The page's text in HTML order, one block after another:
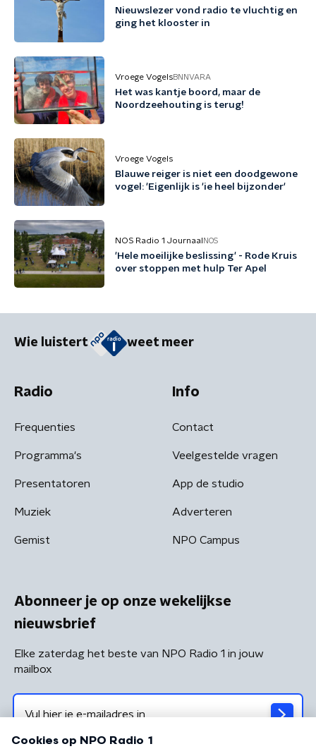
Nieuwslezer vond radio te vluchtig en
ging het klooster in
Vroege VogelsBNNVARA
Het was kantje boord, maar de
Noordzeehouting is terug!
Vroege Vogels
Blauwe reiger is niet een doodgewone
vogel: 'Eigenlijk is 'ie heel bijzonder'
NOS Radio 1 Journaal NOS
'Hele moeilijke beslissing' - Rode Kruis
over stoppen met hulp Ter Apel
Wie luistert weet meer
Radio
Frequenties
Programma's
Presentatoren
Muziek
Gemist
Info
Contact
Veelgestelde vragen
App de studio
Adverteren
NPO Campus
Abonneer je op onze wekelijkse
nieuwsbrief
Elke zaterdag het beste van NPO Radio 1 in jouw
mailbox